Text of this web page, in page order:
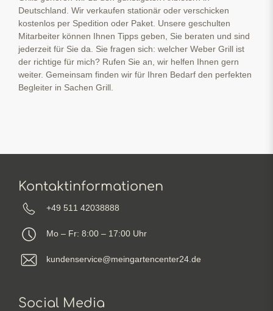
Deutschland. Wir verkaufen stationär oder verschicken
kostenlos per Spedition oder Paket. Unsere geschulten
Mitarbeiter können Ihnen Tipps geben, Sie beraten und sind
jederzeit für Sie da. Sie fragen sich: welcher Weber Grill ist
der richtige für mich? Rufen Sie an, wir helfen Ihnen gern
weiter. Gemeinsam finden wir für Ihren Bedarf den perfekten
Begleiter in Sachen Grill.
Kontaktinformationen
+49 511 42038888
Mo – Fr: 8:00 – 17:00 Uhr
kundenservice@meingartencenter24.de
Social Media